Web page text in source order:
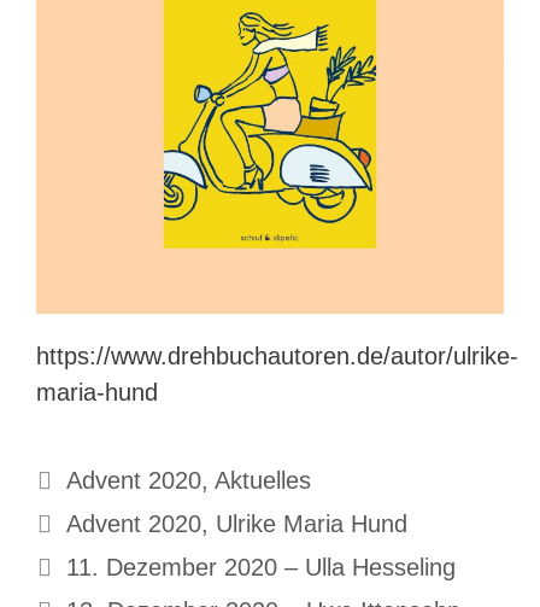
https://www.drehbuchautoren.de/autor/ulrike-
maria-hund
Kategorien
Advent 2020, Aktuelles
Schlagwörter
Advent 2020, Ulrike Maria Hund
11. Dezember 2020 – Ulla Hesseling